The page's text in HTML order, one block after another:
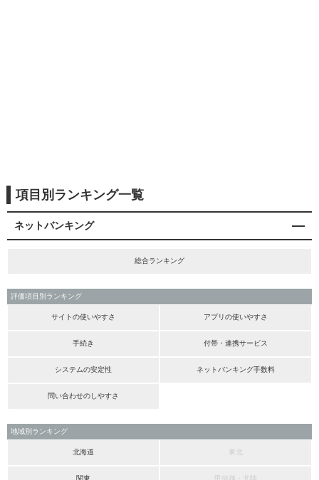
項目別ランキング一覧
ネットバンキング
総合ランキング
評価項目別ランキング
サイトの使いやすさ アプリの使いやすさ
手続き 付帯・連携サービス
システムの安定性 ネットバンキング手数料
問い合わせのしやすさ
地域別ランキング
北海道 東北
関東 甲信越・北陸